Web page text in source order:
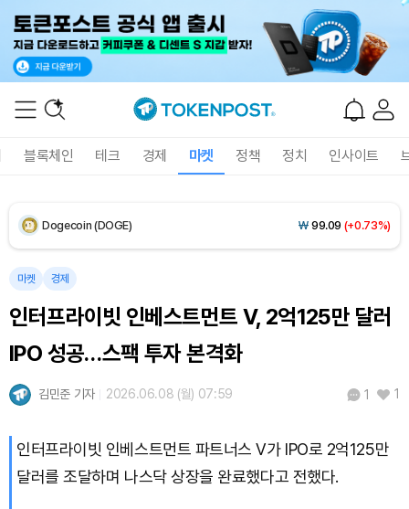
블록체인 테크 경제 마켓 정책 정치 인사이트
XRP (XRP) ₩1,447(-2.47%)
Dogecoin (DOGE) ₩ 99.09 (+0.73%)
Bitcoin (BTC)
마켓 경제
인터프라이빗 인베스트먼트 V, 2억125만 달러
IPO 성공…스팩 투자 본격화
김민준 기자 2026.06.08 (월) 07:59 1 1
인터프라이빗 인베스트먼트 파트너스 V가 IPO로 2억125만
달러를 조달하며 나스닥 상장을 완료했다고 전했다.